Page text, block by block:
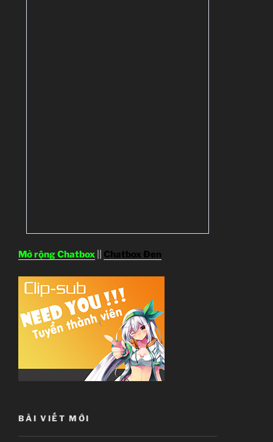
Mở rộng Chatbox Chatbox Đen
BÀI VIẾT MỚI